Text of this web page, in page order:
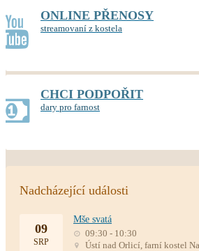
ONLINE PŘENOSY
streamovaní z kostela
CHCI PODPOŘIT
dary pro farnost
Nadcházející události
09
SRP
Mše svatá
09:30 - 10:30
Ústí nad Orlicí, farní kostel